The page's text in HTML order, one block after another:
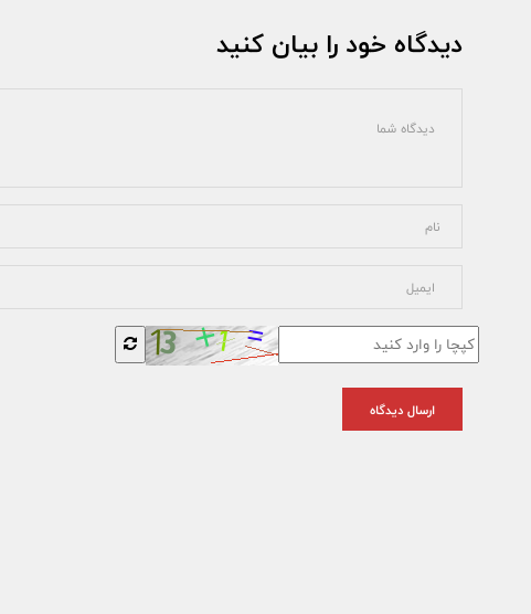
دیدگاه خود را بیان کنید
ارسال دیدگاه